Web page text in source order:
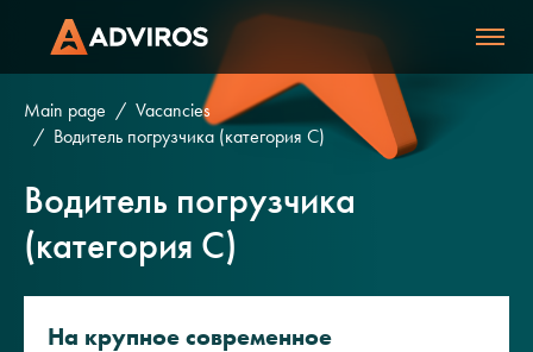
Main page
Vacancies
Водитель погрузчика (категория С)
Водитель погрузчика
(категория С)
На крупное современное